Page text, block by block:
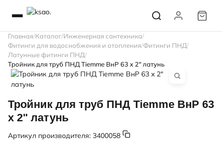
Главная Каталог Инженерная сантехника
Фитинги для водоснобжения и отопления Фитинги ПНД
Латунные фитинги ПНД
Тройник для труб ПНД Tiemme ВнР 63 x 2" латунь
Тройник для труб ПНД Tiemme ВнР 63
x 2" латунь
Артикул производителя: 3400058